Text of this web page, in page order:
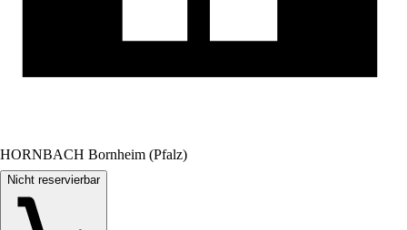
HORNBACH Bornheim (Pfalz)
Nicht reservierbar